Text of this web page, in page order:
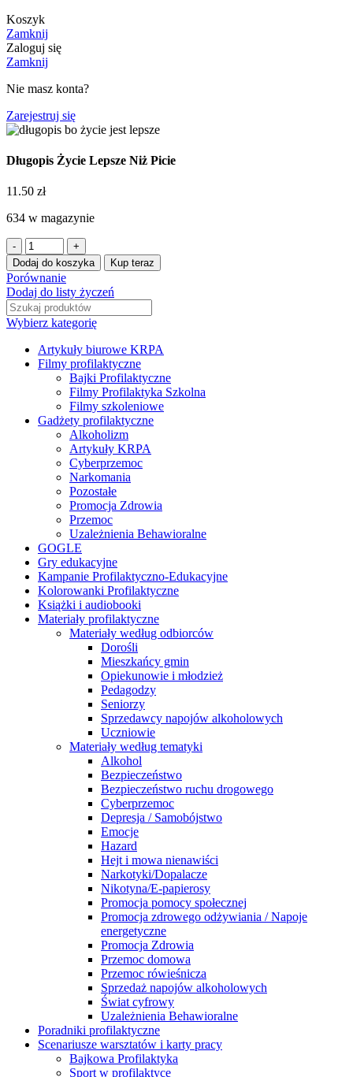
Koszyk
Zamknij
Zaloguj się
Zamknij
Nie masz konta?
Zarejestruj się
Długopis Życie Lepsze Niż Picie
11.50 zł
634 w magazynie
Dodaj do koszyka Kup teraz
Porównanie
Dodaj do listy życzeń
Wybierz kategorię
Artykuły biurowe KRPA
Filmy profilaktyczne
Bajki Profilaktyczne
Filmy Profilaktyka Szkolna
Filmy szkoleniowe
Gadżety profilaktyczne
Alkoholizm
Artykuły KRPA
Cyberprzemoc
Narkomania
Pozostałe
Promocja Zdrowia
Przemoc
Uzależnienia Behawioralne
GOGLE
Gry edukacyjne
Kampanie Profilaktyczno-Edukacyjne
Kolorowanki Profilaktyczne
Książki i audiobooki
Materiały profilaktyczne
Materiały według odbiorców
Dorośli
Mieszkańcy gmin
Opiekunowie i młodzież
Pedagodzy
Seniorzy
Sprzedawcy napojów alkoholowych
Uczniowie
Materiały według tematyki
Alkohol
Bezpieczeństwo
Bezpieczeństwo ruchu drogowego
Cyberprzemoc
Depresja / Samobójstwo
Emocje
Hazard
Hejt i mowa nienawiści
Narkotyki/Dopalacze
Nikotyna/E-papierosy
Promocja pomocy społecznej
Promocja zdrowego odżywiania / Napoje
energetyczne
Promocja Zdrowia
Przemoc domowa
Przemoc rówieśnicza
Sprzedaż napojów alkoholowych
Świat cyfrowy
Uzależnienia Behawioralne
Poradniki profilaktyczne
Scenariusze warsztatów i karty pracy
Bajkowa Profilaktyka
Sport w profilaktyce